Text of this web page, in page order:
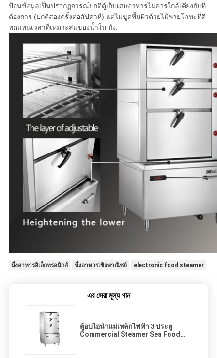
ป้อนข้อมูลเป็นปรากฏการณ์ปกติตู้เก็บเศษอาหารไม่ควรใกล้เคียงกับที่
ต้องการ (ปกติสองครั้งต่อสัปดาห์) แต่ไม่ขูดพื้นผิวด้วยไม้พายโลหะที่ดี
ทดแทนเวลาที่เหมาะสมของน้ำใน ถัง.
นึ่งอาหารอิเล็กทรอนิกส์ นึ่งอาหารเชิงพาณิชย์ electronic food steamer
এর সেরা মূল্য পান
ตู้อบไอน้ำแม่เหล็กไฟฟ้า 3 ประตู
Commercial Steamer Sea Food